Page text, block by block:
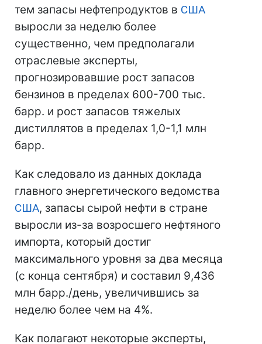
тем запасы нефтепродуктов в США
выросли за неделю более
существенно, чем предполагали
отраслевые эксперты,
прогнозировавшие рост запасов
бензинов в пределах 600-700 тыс.
барр. и рост запасов тяжелых
дистиллятов в пределах 1,0-1,1 млн
барр.
Как следовало из данных доклада
главного энергетического ведомства
США, запасы сырой нефти в стране
выросли из-за возросшего нефтяного
импорта, который достиг
максимального уровня за два месяца
(с конца сентября) и составил 9,436
млн барр./день, увеличившись за
неделю более чем на 4%.
Как полагают некоторые эксперты,